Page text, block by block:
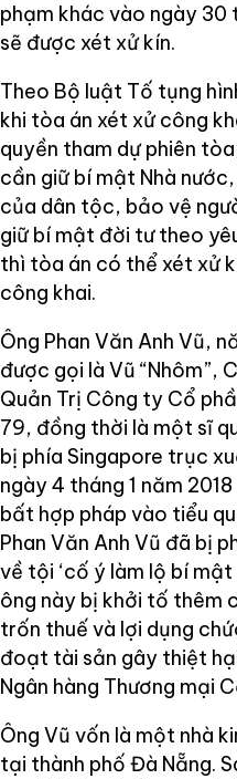
phạm khác vào ngày 30
sẽ được xét xử kín.
Theo Bộ luật Tố tụng
khi tòa án xét xử công
quyền tham dự phiên
cần giữ bí mật Nhà
của dân tộc, bảo vệ
giữ bí mật đời tư theo
thì tòa án có thể xét xử
công khai.
Ông Phan Văn Anh Vũ,
được gọi là Vũ “Nhôm”,
Quản Trị Công ty Cổ
79, đồng thời là một sĩ
bị phía Singapore trục
ngày 4 tháng 1 năm
bất hợp pháp vào tiểu
Phan Văn Anh Vũ đã bị
về tội ‘cố ý làm lộ bí mật
ông này bị khởi tố thêm
trốn thuế và lợi dụng
đoạt tài sản gây thiệt
Ngân hàng Thương mại
Ông Vũ vốn là một nhà
tại thành phố Đà Nẵng.